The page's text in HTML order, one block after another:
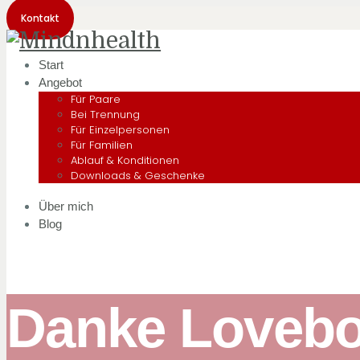
Kontakt
Start
Angebot
Für Paare
Bei Trennung
Für Einzelpersonen
Für Familien
Ablauf & Konditionen
Downloads & Geschenke
Über mich
Blog
Danke